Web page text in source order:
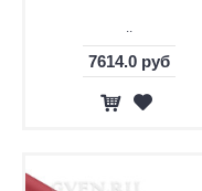
7614.0 руб